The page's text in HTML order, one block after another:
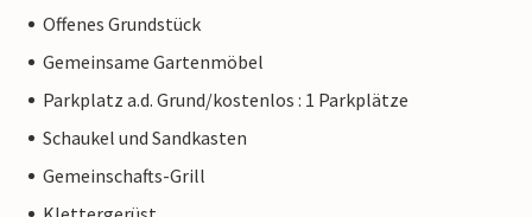
Offenes Grundstück
Gemeinsame Gartenmöbel
Parkplatz a.d. Grund/kostenlos : 1 Parkplätze
Schaukel und Sandkasten
Gemeinschafts-Grill